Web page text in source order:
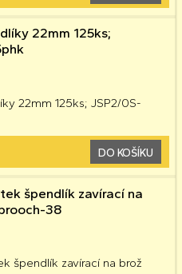
22mm 125ks;
22mm 125ks; JSP2/0S-
DO KOŠÍKU
špendlík zavírací na
38
špendlík zavírací na brož